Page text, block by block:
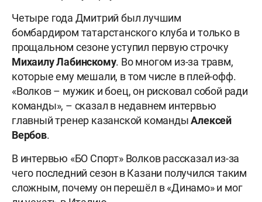
Четыре года Дмитрий был лучшим
бомбардиром татарстанского клуба и только в
прощальном сезоне уступил первую строчку
МихаилуЛабинскому. Во многом из-за травм,
которые ему мешали, в том числе в плей-офф.
«Волков – мужик и боец, он рисковал собой ради
команды», – сказал в недавнем интервью
главный тренер казанской командыАлексей
Вербов.
В интервью «БО Спорт» Волков рассказал из-за
чего последний сезон в Казани получился таким
сложным, почему он перешёл в «Динамо» и мог